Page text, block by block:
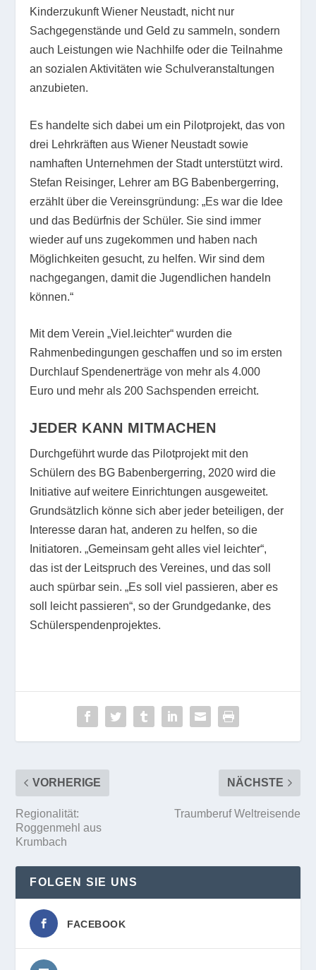
Kinderzukunft Wiener Neustadt, nicht nur
Sachgegenstände und Geld zu sammeln, sondern
auch Leistungen wie Nachhilfe oder die Teilnahme
an sozialen Aktivitäten wie Schulveranstaltungen
anzubieten.
Es handelte sich dabei um ein Pilotprojekt, das von
drei Lehrkräften aus Wiener Neustadt sowie
namhaften Unternehmen der Stadt unterstützt wird.
Stefan Reisinger, Lehrer am BG Babenbergerring,
erzählt über die Vereinsgründung: „Es war die Idee
und das Bedürfnis der Schüler. Sie sind immer
wieder auf uns zugekommen und haben nach
Möglichkeiten gesucht, zu helfen. Wir sind dem
nachgegangen, damit die Jugendlichen handeln
können.“
Mit dem Verein „Viel.leichter“ wurden die
Rahmenbedingungen geschaffen und so im ersten
Durchlauf Spendenerträge von mehr als 4.000
Euro und mehr als 200 Sachspenden erreicht.
JEDER KANN MITMACHEN
Durchgeführt wurde das Pilotprojekt mit den
Schülern des BG Babenbergerring, 2020 wird die
Initiative auf weitere Einrichtungen ausgeweitet.
Grundsätzlich könne sich aber jeder beteiligen, der
Interesse daran hat, anderen zu helfen, so die
Initiatoren. „Gemeinsam geht alles viel leichter“,
das ist der Leitspruch des Vereines, und das soll
auch spürbar sein. „Es soll viel passieren, aber es
soll leicht passieren“, so der Grundgedanke, des
Schülerspendenprojektes.
VORHERIGE
Regionalität:
Roggenmehl aus
Krumbach
NÄCHSTE
Traumberuf Weltreisende
FOLGEN SIE UNS
FACEBOOK